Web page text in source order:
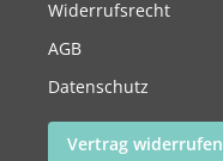
Widerrufsrecht
AGB
Datenschutz
Vertrag widerrufen